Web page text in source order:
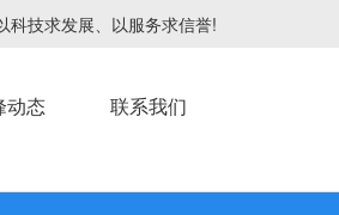
技求发展、以服务求信誉!
动态 联系我们